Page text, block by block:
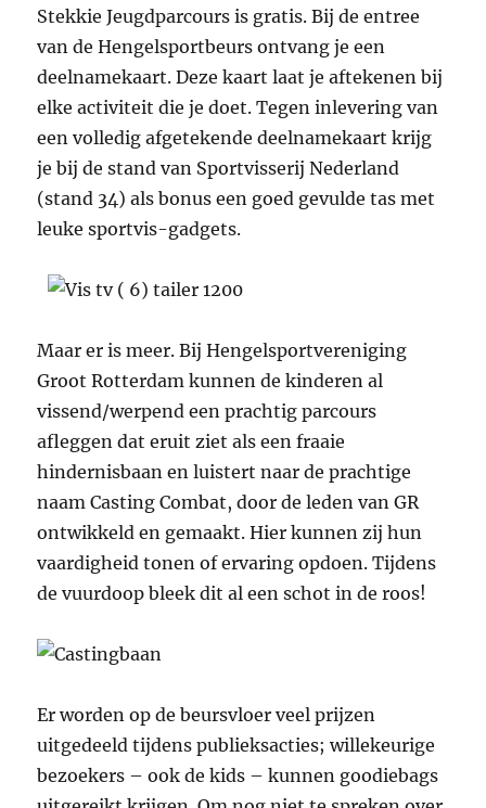
Stekkie Jeugdparcours is gratis. Bij de entree
van de Hengelsportbeurs ontvang je een
deelnamekaart. Deze kaart laat je aftekenen bij
elke activiteit die je doet. Tegen inlevering van
een volledig afgetekende deelnamekaart krijg
je bij de stand van Sportvisserij Nederland
(stand 34) als bonus een goed gevulde tas met
leuke sportvis-gadgets.
Maar er is meer. Bij Hengelsportvereniging
Groot Rotterdam kunnen de kinderen al
vissend/werpend een prachtig parcours
afleggen dat eruit ziet als een fraaie
hindernisbaan en luistert naar de prachtige
naam Casting Combat, door de leden van GR
ontwikkeld en gemaakt. Hier kunnen zij hun
vaardigheid tonen of ervaring opdoen. Tijdens
de vuurdoop bleek dit al een schot in de roos!
Er worden op de beursvloer veel prijzen
uitgedeeld tijdens publieksacties; willekeurige
bezoekers – ook de kids – kunnen goodiebags